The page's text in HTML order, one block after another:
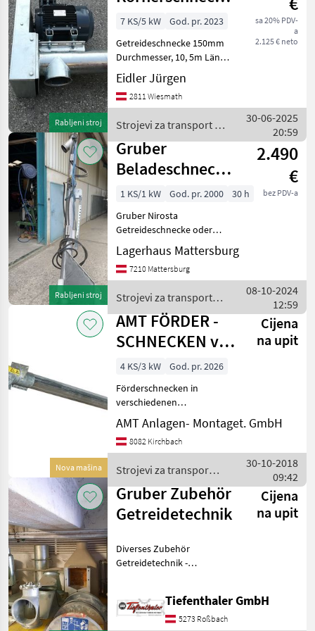
Rabljeni stroj
150Ø
sa 20% PDV-
a
2.125 € neto
7 KS/5 kW
God. pr. 2023
Getreideschnecke 150mm
Durchmesser, 10, 5m Länge
mit Einlaufkorb, Motor
400V, 5, 5KW und
Klemmkasten ohne
Steckerkombination
Dijametar: Dijametar 150,
Pogon
Eidler Jürgen
2811 Wiesmath
Strojevi za transport /
Sonstige
30-06-2025
20:59
Rabljeni stroj
Gruber
Beladeschnecke
150
2.490
€
bez PDV-a
1 KS/1 kW God. pr. 2000
30 h
Gruber Nirosta
Getreideschnecke oder
Düngerschnecke,
Schneckendurchmesser
150mm, Schneckenlänge
Breite 585mm,
Hydraulischer Antrieb DW,
Ein und
Lagerhaus Mattersburg
7210 Mattersburg
Strojevi za transport /
Gruber
08-10-2024
12:59
Nova mašina
AMT FÖRDER -
SCHNECKEN von
Ø100mm bis
Ø250mm
Cijena
na upit
4 KS/3 kW
God. pr. 2026
Förderschnecken in
verschiedenen
Ausführungen, Leistungen
und Längen verfügbar. Von
Getreidekanonen über
Trogschnecken. * Mögliche
Baugrößen
AMT Anlagen- Montaget. GmbH
8082 Kirchbach
Strojevi za transport /
AMT
30-10-2018
09:42
Gruber Zubehör
Getreidetechnik
Cijena
na upit
Diverses Zubehör
Getreidetechnik -
Trichter - Schieber Standort
St. Veit i. I. Für Fragen
Tiefenthaler GmbH
5273 Roßbach